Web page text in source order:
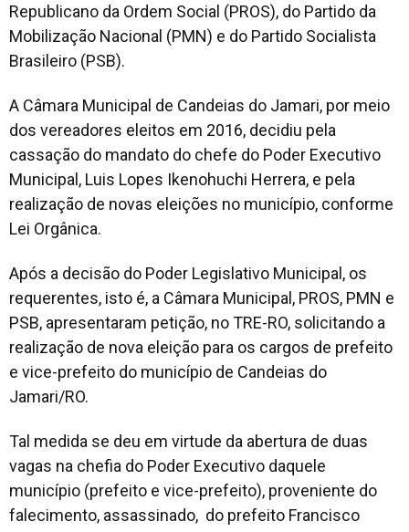
Republicano da Ordem Social (PROS), do Partido da
Mobilização Nacional (PMN) e do Partido Socialista
Brasileiro (PSB).
A Câmara Municipal de Candeias do Jamari, por meio
dos vereadores eleitos em 2016, decidiu pela
cassação do mandato do chefe do Poder Executivo
Municipal, Luis Lopes Ikenohuchi Herrera, e pela
realização de novas eleições no município, conforme
Lei Orgânica.
Após a decisão do Poder Legislativo Municipal, os
requerentes, isto é, a Câmara Municipal, PROS, PMN e
PSB, apresentaram petição, no TRE-RO, solicitando a
realização de nova eleição para os cargos de prefeito
e vice-prefeito do município de Candeias do
Jamari/RO.
Tal medida se deu em virtude da abertura de duas
vagas na chefia do Poder Executivo daquele
município (prefeito e vice-prefeito), proveniente do
falecimento, assassinado, do prefeito Francisco